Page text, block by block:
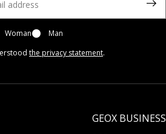
Woman
Man
the privacy statement.
GEOX BUSINESS